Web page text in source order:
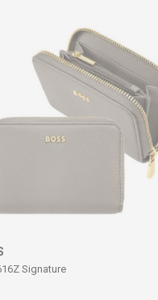
Signature